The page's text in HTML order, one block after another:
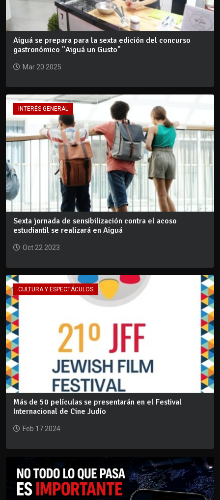
Aiguá se prepara para la sexta edición del concurso
gastronómico "Aiguá un Gusto"
Mar 20 2025
INTERÉS GENERAL
Sexta jornada de sensibilización contra el acoso
estudiantil se realizará en Aiguá
Oct 22 2023
CULTURA Y ESPECTÁCULOS
Más de 50 películas se presentarán en el Festival
Internacional de Cine Judío
Feb 17 2024